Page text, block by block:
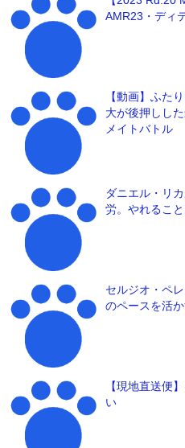
AMR23・ディ
【動画】ふた
大が後押しし
メイトバトル
ダニエル・リ
労。やれること
セルジオ・ペ
のペースを活か
【現地直送便
い